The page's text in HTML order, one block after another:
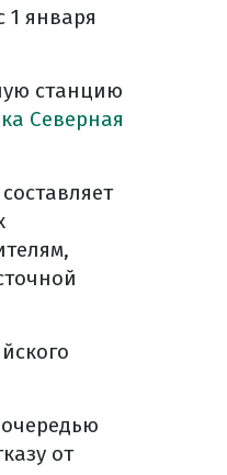
1 января
станцию
Северная
от